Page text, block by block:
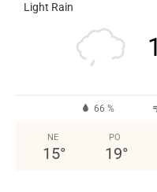
Light Rain
66 %
NE
15°
PO
19°